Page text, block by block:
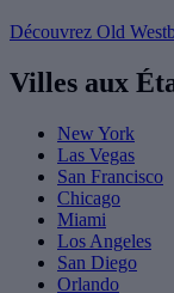
Découvrez Old
Villes aux
New York
Las Vegas
San Francisco
Chicago
Miami
Los Angeles
San Diego
Orlando